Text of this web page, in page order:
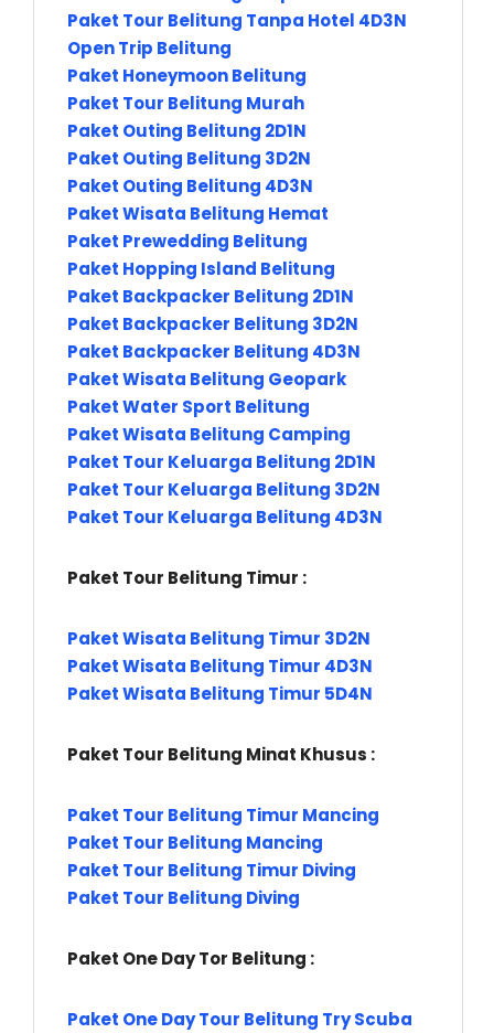
Paket Tour Belitung Tanpa Hotel 4D3N
Open Trip Belitung
Paket Honeymoon Belitung
Paket Tour Belitung Murah
Paket Outing Belitung 2D1N
Paket Outing Belitung 3D2N
Paket Outing Belitung 4D3N
Paket Wisata Belitung Hemat
Paket Prewedding Belitung
Paket Hopping Island Belitung
Paket Backpacker Belitung 2D1N
Paket Backpacker Belitung 3D2N
Paket Backpacker Belitung 4D3N
Paket Wisata Belitung Geopark
Paket Water Sport Belitung
Paket Wisata Belitung Camping
Paket Tour Keluarga Belitung 2D1N
Paket Tour Keluarga Belitung 3D2N
Paket Tour Keluarga Belitung 4D3N
Paket Tour Belitung Timur :
Paket Wisata Belitung Timur 3D2N
Paket Wisata Belitung Timur 4D3N
Paket Wisata Belitung Timur 5D4N
Paket Tour Belitung Minat Khusus :
Paket Tour Belitung Timur Mancing
Paket Tour Belitung Mancing
Paket Tour Belitung Timur Diving
Paket Tour Belitung Diving
Paket One Day Tor Belitung :
Paket One Day Tour Belitung Try Scuba